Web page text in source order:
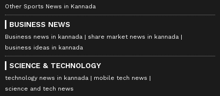
Other Sports News in Kannada
BUSINESS NEWS
Business news in kannada
share market news in kannada
business ideas in kannada
SCIENCE & TECHNOLOGY
technology news in kannada
mobile tech news
science and tech news